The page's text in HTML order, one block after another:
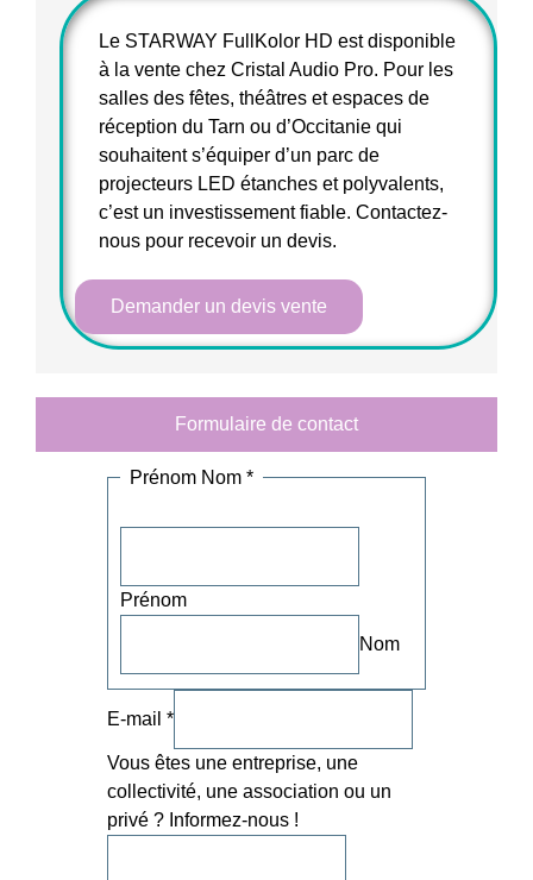
Le STARWAY FullKolor HD est disponible
à la vente chez Cristal Audio Pro. Pour les
salles des fêtes, théâtres et espaces de
réception du Tarn ou d’Occitanie qui
souhaitent s’équiper d’un parc de
projecteurs LED étanches et polyvalents,
c’est un investissement fiable. Contactez-
nous pour recevoir un devis.
Demander un devis vente
Formulaire de contact
Accord
E-
Prénom Nom *
Prénom
Nom
E-mail *
Vous êtes une entreprise, une
collectivité, une association ou un
privé ? Informez-nous !